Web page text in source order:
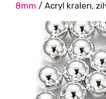
8mm / Acryl kralen,